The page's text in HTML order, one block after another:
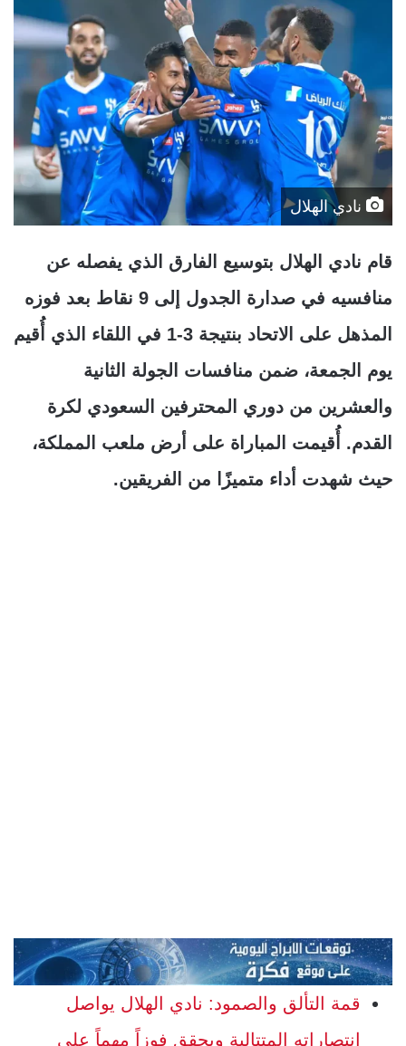
نادي الهلال
قام نادي الهلال بتوسيع الفارق الذي يفصله عن
منافسيه في صدارة الجدول إلى 9 نقاط بعد فوزه
المذهل على الاتحاد بنتيجة 3-1 في اللقاء الذي أُقيم
يوم الجمعة، ضمن منافسات الجولة الثانية
والعشرين من دوري المحترفين السعودي لكرة
القدم. أُقيمت المباراة على أرض ملعب المملكة،
حيث شهدت أداء متميزًا من الفريقين.
قمة التألق والصمود: نادي الهلال يواصل
انتصاراته المتتالية ويحقق فوزاً مهماً على